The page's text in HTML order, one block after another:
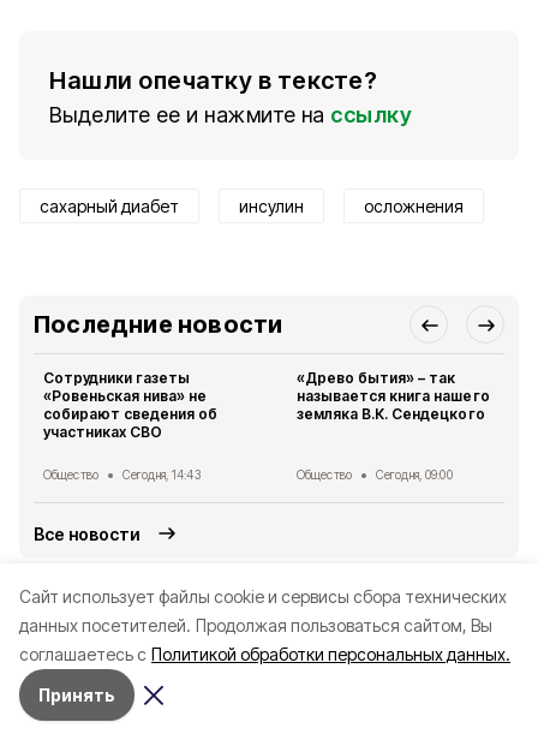
Cайт использует файлы cookie и сервисы сбора технических
данных посетителей. Продолжая пользоваться сайтом, Вы
соглашаетесь с Политикой обработки персональных данных.
Принять
Нашли опечатку в тексте?
Выделите ее и нажмите на ссылку
сахарный диабет инсулин осложнения
Последние новости
Сотрудники газеты
«Ровеньская нива» не
собирают сведения об
участниках СВО
Общество Сегодня, 14:43
«Древо бытия» – так
называется книга нашего
земляка В.К. Сендецкого
Общество Сегодня, 09:00
Все новости
Читайте также